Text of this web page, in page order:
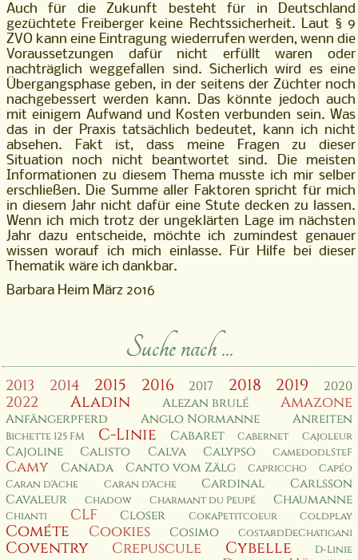
Auch für die Zukunft besteht für in Deutschland
gezüchtete Freiberger keine Rechtssicherheit. Laut § 9
ZVO kann eine Eintragung wiederrufen werden, wenn die
Voraussetzungen dafür nicht erfüllt waren oder
nachträglich weggefallen sind. Sicherlich wird es eine
Übergangsphase geben, in der seitens der Züchter noch
nachgebessert werden kann. Das könnte jedoch auch
mit einigem Aufwand und Kosten verbunden sein. Was
das in der Praxis tatsächlich bedeutet, kann ich nicht
absehen. Fakt ist, dass meine Fragen zu dieser
Situation noch nicht beantwortet sind. Die meisten
Informationen zu diesem Thema musste ich mir selber
erschließen. Die Summe aller Faktoren spricht für mich
in diesem Jahr nicht dafür eine Stute decken zu lassen.
Wenn ich mich trotz der ungeklärten Lage im nächsten
Jahr dazu entscheide, möchte ich zumindest genauer
wissen worauf ich mich einlasse. Für Hilfe bei dieser
Thematik wäre ich dankbar.
Barbara Heim März 2016
Suche nach ...
2013 2014 2015 2016 2017 2018 2019 2020
2022 Aladin Alezan brulé Amazone
Anfängerpferd Anglo Normanne Anreiten
Bichette 125 FM C-Linie Cabaret Cabernet Cajoleur
Cajoline Calisto Calva Calypso CamedodlSteF
Camy Canada Canto vom Zälg Capriccho
Capéo
Caran d'Ache
Caran d'Ache Cardinal
Carlsson
Cavaleur
Chadow Charmant du Peupé Chaumanne
Chianti CLF Closer CokaPetitcoeur Coldplay
Cométe Cookies Cosimo CostardDeChatigani
Coventry Crepuscule Cybelle
D-Linie